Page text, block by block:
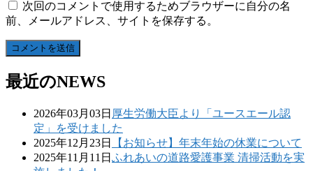
次回のコメントで使用するためブラウザーに自分の名
前、メールアドレス、サイトを保存する。
最近のNEWS
2026年03月03日 厚生労働大臣より「ユースエール認
定」を受けました
2025年12月23日
【お知らせ】年末年始の休業について
2025年11月11日 ふれあいの道路愛護事業 清掃活動を実